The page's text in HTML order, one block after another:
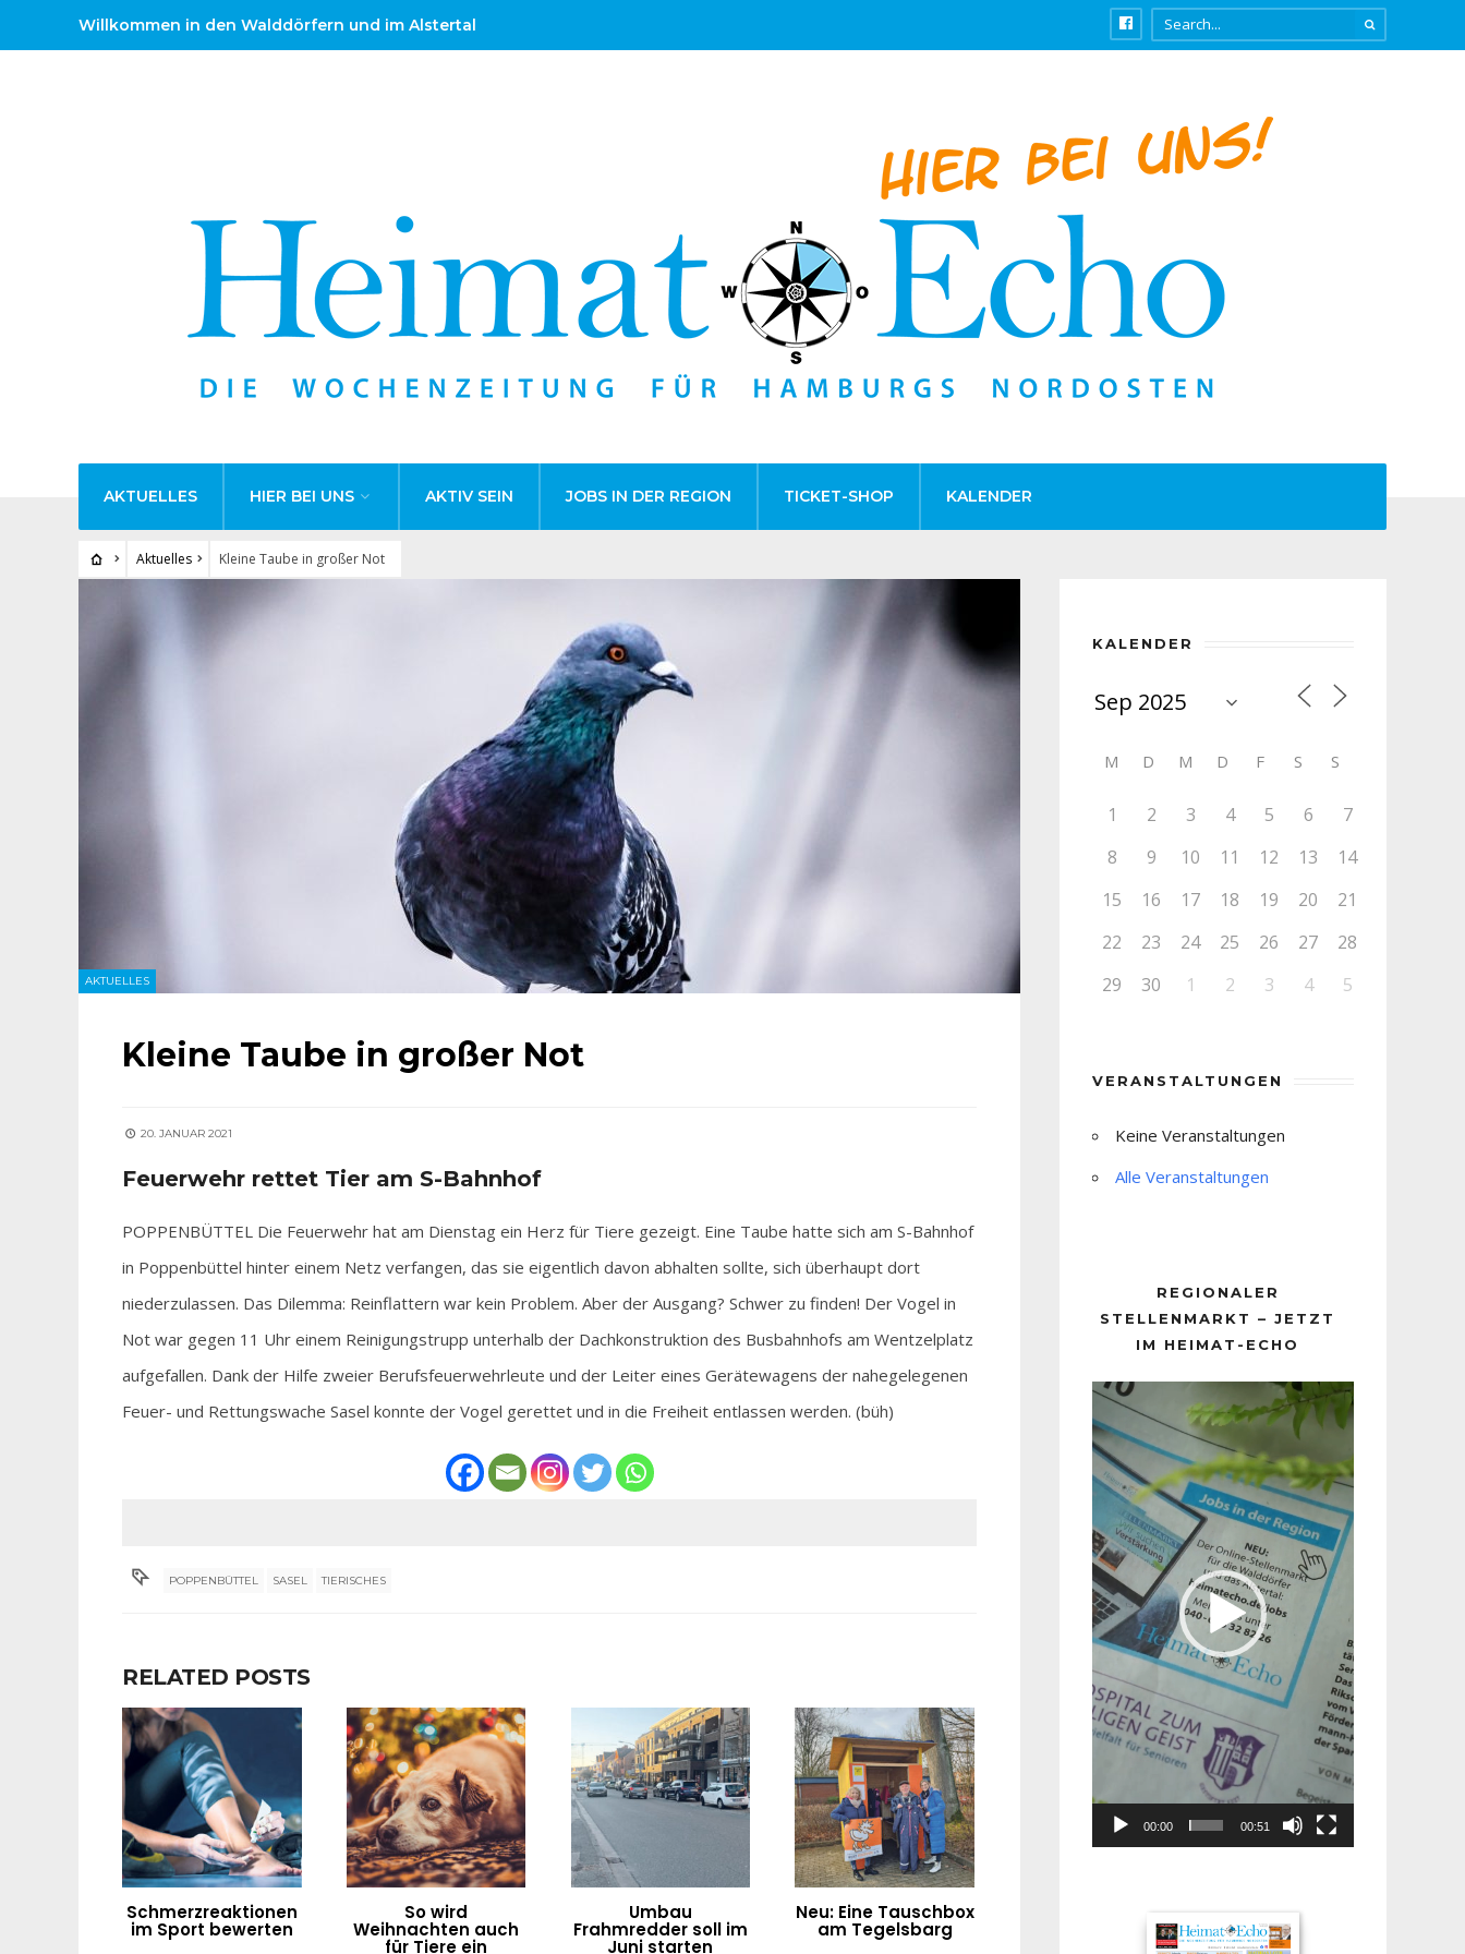
Willkommen in den Walddörfern und im Alstertal
AKTUELLES HIER BEI UNS AKTIV SEIN JOBS IN DER REGION TICKET-SHOP KALENDER
Aktuelles Kleine Taube in großer Not
AKTUELLES
Kleine Taube in großer Not
20. JANUAR 2021
Feuerwehr rettet Tier am S-Bahnhof
POPPENBÜTTEL Die Feuerwehr hat am Dienstag ein Herz für Tiere gezeigt. Eine Taube hatte sich am S-Bahnhof
in Poppenbüttel hinter einem Netz verfangen, das sie eigentlich davon abhalten sollte, sich überhaupt dort
niederzulassen. Das Dilemma: Reinflattern war kein Problem. Aber der Ausgang? Schwer zu finden! Der Vogel in
Not war gegen 11 Uhr einem Reinigungstrupp unterhalb der Dachkonstruktion des Busbahnhofs am Wentzelplatz
aufgefallen. Dank der Hilfe zweier Berufsfeuerwehrleute und der Leiter eines Gerätewagens der nahegelegenen
Feuer- und Rettungswache Sasel konnte der Vogel gerettet und in die Freiheit entlassen werden. (büh)
POPPENBÜTTEL SASEL TIERISCHES
RELATED POSTS
Schmerzreaktionen
im Sport bewerten
So wird
Weihnachten auch
für Tiere ein
Umbau
Frahmredder soll im
Juni starten
Neu: Eine Tauschbox
am Tegelsbarg
KALENDER
M D M D F S S
1 2 3 4 5 6
7
8
9 10 11 12 13
14
15
16 17 18 19 20
21
22
23 24 25 26 27
28
29
30 1 2 3 4 5
VERANSTALTUNGEN
Keine Veranstaltungen
Alle Veranstaltungen
REGIONALER
STELLENMARKT – JETZT
IM HEIMAT-ECHO
Player
00:00 00:51